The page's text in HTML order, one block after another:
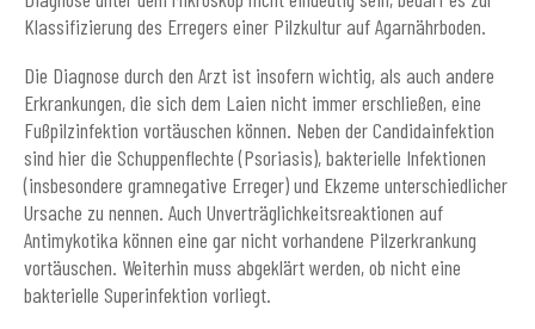
Klassifizierung des Erregers einer Pilzkultur auf Agarnährboden.
Die Diagnose durch den Arzt ist insofern wichtig, als auch andere
Erkrankungen, die sich dem Laien nicht immer erschließen, eine
Fußpilzinfektion vortäuschen können. Neben der Candidainfektion
sind hier die Schuppenflechte (Psoriasis), bakterielle Infektionen
(insbesondere gramnegative Erreger) und Ekzeme unterschiedlicher
Ursache zu nennen. Auch Unverträglichkeitsreaktionen auf
Antimykotika können eine gar nicht vorhandene Pilzerkrankung
vortäuschen. Weiterhin muss abgeklärt werden, ob nicht eine
bakterielle Superinfektion vorliegt.